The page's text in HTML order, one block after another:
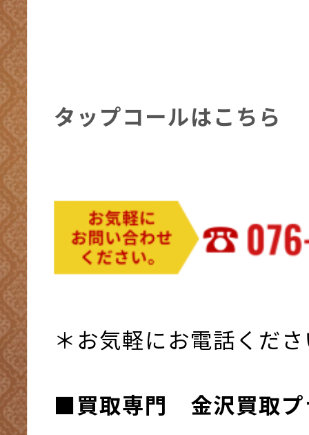
タップコールはこちら
＊お気軽にお電話くだ
■買取専門 金沢買取プ